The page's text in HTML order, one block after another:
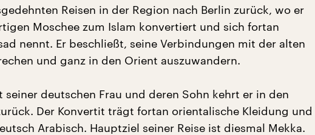
Reisen in der Region nach Berlin zurück, wo er
Moschee zum Islam konvertiert und sich fortan
nennt. Er beschließt, seine Verbindungen mit der alten
und ganz in den Orient auszuwandern.
seiner deutschen Frau und deren Sohn kehrt er in den
Der Konvertit trägt fortan orientalische Kleidung und
Arabisch. Hauptziel seiner Reise ist diesmal Mekka.